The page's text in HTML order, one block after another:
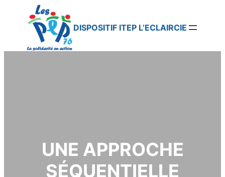
contenu
DISPOSITIF ITEP L’ECLAIRCIE
UNE APPROCHE
SÉQUENTIELLE